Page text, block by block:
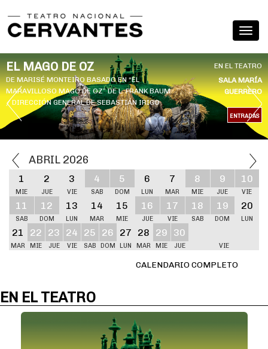
EL MAGO DE OZ
DE MARISÉ MONTEIRO BASADO EN “EL
MARAVILLOSO MAGO DE OZ” DE L. FRANK BAUM
/ DIRECCIÓN GENERAL DE SEBASTIÁN IRIGO
EN EL TEATRO
SALA MARÍA
GUERRERO
ENTRADAS
ABRIL 2026
1 2 3 4 5 6 7 8 9 10
MIE JUE VIE SAB DOM LUN MAR MIE JUE VIE
11 12 13 14 15 16 17 18 19 20
SAB DOM LUN MAR MIE JUE VIE SAB DOM LUN
21 22 23 24 25 26 27 28 29 30
MAR MIE JUE VIE SAB DOM LUN MAR MIE JUE VIE
CALENDARIO COMPLETO
EN EL TEATRO